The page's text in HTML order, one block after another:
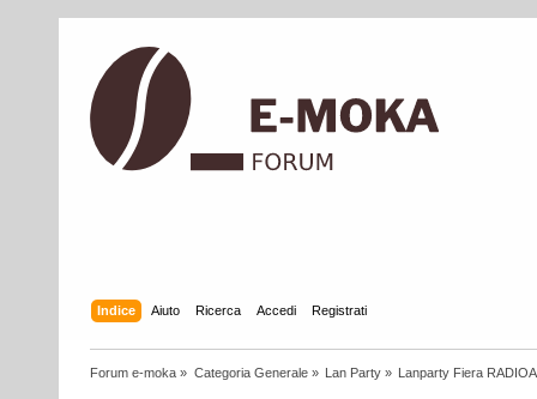
Indice Aiuto Ricerca Accedi Registrati
Forum e-moka » Categoria Generale» Lan Party» Lanparty Fiera